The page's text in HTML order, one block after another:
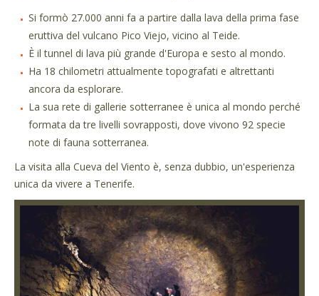
Si formò 27.000 anni fa a partire dalla lava della prima fase
eruttiva del vulcano Pico Viejo, vicino al Teide.
È il tunnel di lava più grande d'Europa e sesto al mondo.
Ha 18 chilometri attualmente topografati e altrettanti
ancora da esplorare.
La sua rete di gallerie sotterranee è unica al mondo perché
formata da tre livelli sovrapposti, dove vivono 92 specie
note di fauna sotterranea.
La visita alla Cueva del Viento è, senza dubbio, un'esperienza
unica da vivere a Tenerife.